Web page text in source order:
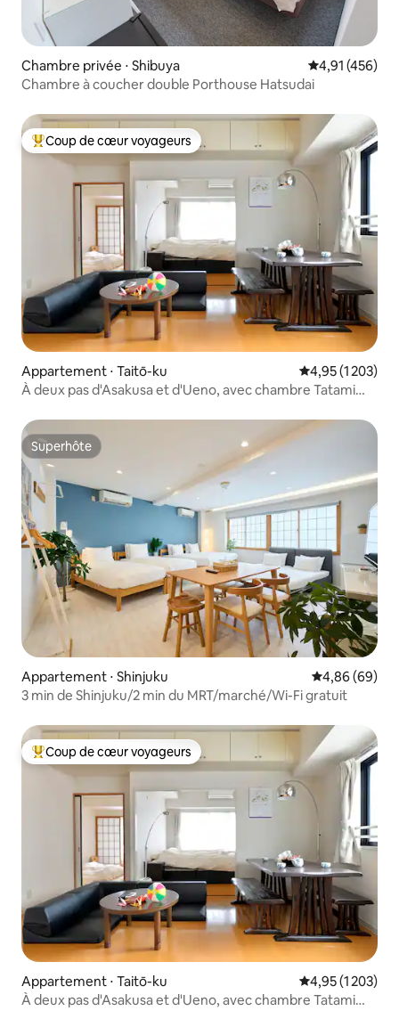
Chambre privée ⋅ Shibuya Évaluation
4,91 (456)
Chambre à coucher double Porthouse Hatsudai
Coups de cœur voyageurs les plus appréciés
Coup de cœur voyageurs
Appartement ⋅ Taitō-ku Évaluation
4,95 (1 203)
À deux pas d'Asakusa et d'Ueno, avec chambre Tatami
Superhôte
Superhôte
Appartement ⋅ Shinjuku Évaluation
4,86 (69)
3 min de Shinjuku/2 min du MRT/marché/Wi-Fi gratuit
Coups de cœur voyageurs les plus appréciés
Coup de cœur voyageurs
Appartement ⋅ Taitō-ku Évaluation
4,95 (1 203)
À deux pas d'Asakusa et d'Ueno, avec chambre Tatami